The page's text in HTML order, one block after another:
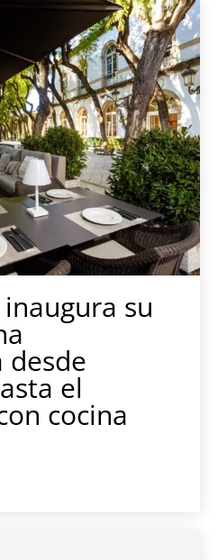
su
desde
el
cocina